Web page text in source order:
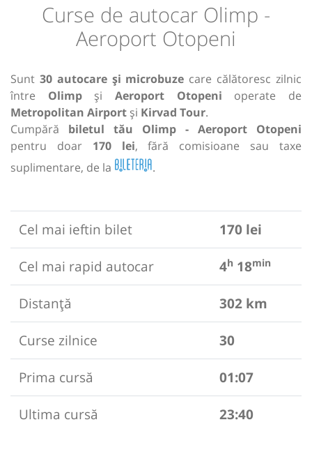
Curse de autocar Olimp -
Aeroport Otopeni
Sunt 30 autocare și microbuze care călătoresc zilnic
între OlimpșiAeroport Otopeni operate de
Metropolitan Airport și Kirvad Tour.
Cumpără biletul tău Olimp - Aeroport Otopeni
pentru doar 170 lei, fără comisioane sau taxe
suplimentare, de la
.
Cel mai ieftin bilet
170 lei
Cel mai rapid autocar
4h 18min
Distanță
302 km
Curse zilnice
30
Prima cursă
01:07
Ultima cursă
23:40